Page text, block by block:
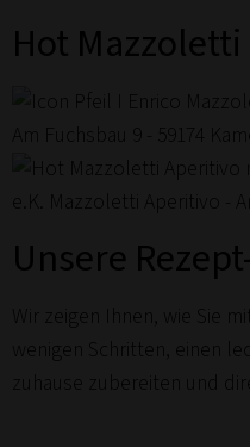
Hot
Unsere
Wir zeigen Ihnen, wie Sie
wenigen Schritten, einen
zuhause zubereiten und